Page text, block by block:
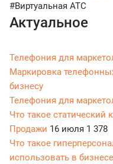
#Виртуальная АТС
Актуальное
Телефония для
Маркировка
бизнесу
Телефония для
Что такое статический
Продажи 16 июля 1 378
Что такое
использовать в бизнесе